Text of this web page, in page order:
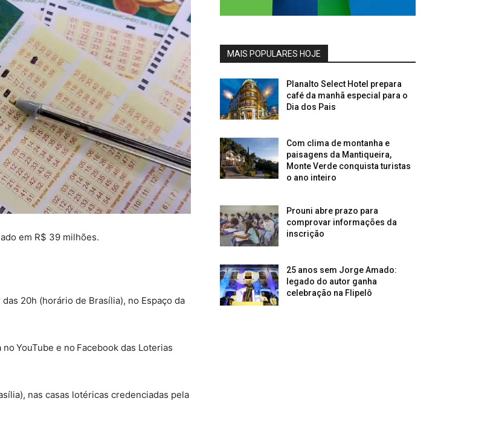
em R$ 39 milhões.
20h (horário de Brasília), no Espaço da
YouTube e no Facebook das Loterias
nas casas lotéricas credenciadas pela
MAIS POPULARES HOJE
Planalto Select Hotel prepara
café da manhã especial para o
Dia dos Pais
Com clima de montanha e
paisagens da Mantiqueira,
Monte Verde conquista turistas
o ano inteiro
Prouni abre prazo para
comprovar informações da
inscrição
25 anos sem Jorge Amado:
legado do autor ganha
celebração na Flipelô